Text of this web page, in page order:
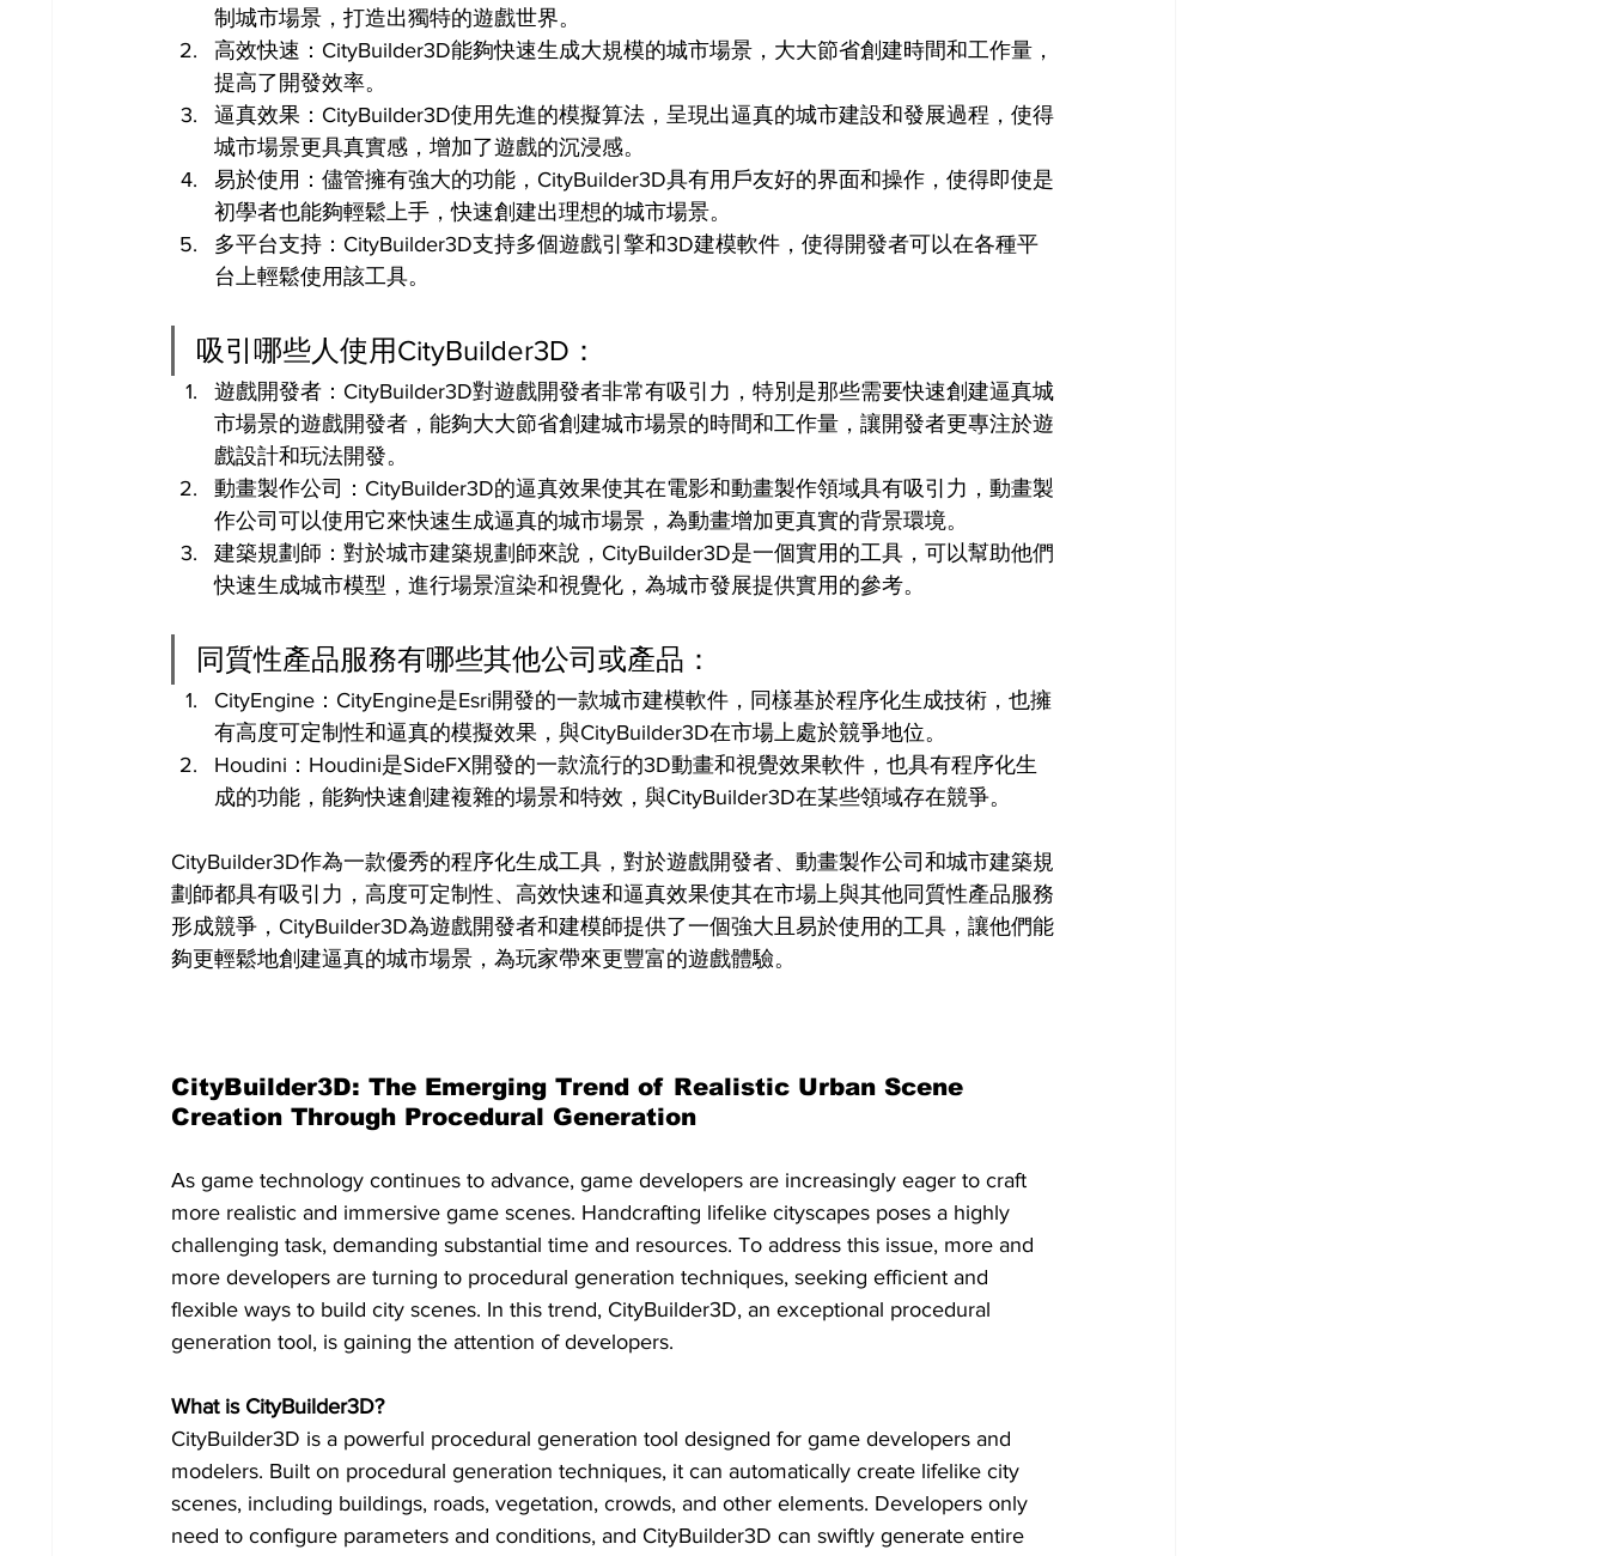
制城市場景，打造出獨特的遊戲世界。
高效快速：CityBuilder3D能夠快速生成大規模的城市場景，大大節省創建時間和工作量，
提高了開發效率。
逼真效果：CityBuilder3D使用先進的模擬算法，呈現出逼真的城市建設和發展過程，使得
城市場景更具真實感，增加了遊戲的沉浸感。
易於使用：儘管擁有強大的功能，CityBuilder3D具有用戶友好的界面和操作，使得即使是
初學者也能夠輕鬆上手，快速創建出理想的城市場景。
多平台支持：CityBuilder3D支持多個遊戲引擎和3D建模軟件，使得開發者可以在各種平
台上輕鬆使用該工具。
吸引哪些人使用CityBuilder3D：
遊戲開發者：CityBuilder3D對遊戲開發者非常有吸引力，特別是那些需要快速創建逼真城
市場景的遊戲開發者，能夠大大節省創建城市場景的時間和工作量，讓開發者更專注於遊
戲設計和玩法開發。
動畫製作公司：CityBuilder3D的逼真效果使其在電影和動畫製作領域具有吸引力，動畫製
作公司可以使用它來快速生成逼真的城市場景，為動畫增加更真實的背景環境。
建築規劃師：對於城市建築規劃師來說，CityBuilder3D是一個實用的工具，可以幫助他們
快速生成城市模型，進行場景渲染和視覺化，為城市發展提供實用的參考。
同質性產品服務有哪些其他公司或產品：
CityEngine：CityEngine是Esri開發的一款城市建模軟件，同樣基於程序化生成技術，也擁
有高度可定制性和逼真的模擬效果，與CityBuilder3D在市場上處於競爭地位。
Houdini：Houdini是SideFX開發的一款流行的3D動畫和視覺效果軟件，也具有程序化生
成的功能，能夠快速創建複雜的場景和特效，與CityBuilder3D在某些領域存在競爭。
CityBuilder3D作為一款優秀的程序化生成工具，對於遊戲開發者、動畫製作公司和城市建築規
劃師都具有吸引力，高度可定制性、高效快速和逼真效果使其在市場上與其他同質性產品服務
形成競爭，CityBuilder3D為遊戲開發者和建模師提供了一個強大且易於使用的工具，讓他們能
夠更輕鬆地創建逼真的城市場景，為玩家帶來更豐富的遊戲體驗。
CityBuilder3D: The Emerging Trend of Realistic Urban Scene
Creation Through Procedural Generation
As game technology continues to advance, game developers are increasingly eager to craft
more realistic and immersive game scenes. Handcrafting lifelike cityscapes poses a highly
challenging task, demanding substantial time and resources. To address this issue, more and
more developers are turning to procedural generation techniques, seeking efficient and
flexible ways to build city scenes. In this trend, CityBuilder3D, an exceptional procedural
generation tool, is gaining the attention of developers.
What is CityBuilder3D?
CityBuilder3D is a powerful procedural generation tool designed for game developers and
modelers. Built on procedural generation techniques, it can automatically create lifelike city
scenes, including buildings, roads, vegetation, crowds, and other elements. Developers only
need to configure parameters and conditions, and CityBuilder3D can swiftly generate entire